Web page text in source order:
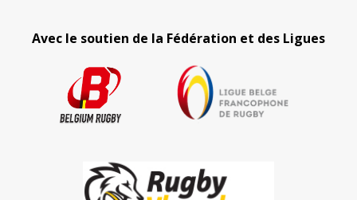
Avec le soutien de la Fédération et des Ligues